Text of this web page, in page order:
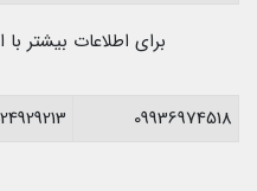
برای اطلاعات بیشتر
09936974518